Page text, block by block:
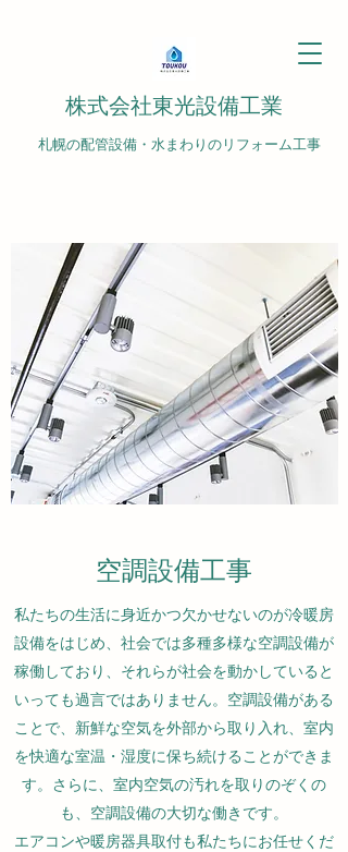
株式会社東光設備工業
札幌の配管設備・水まわりのリフォーム工事
​​空調設備工事
私たちの生活に身近かつ欠かせないのが冷暖房
設備をはじめ、社会では多種多様な空調設備が
稼働しており、それらが社会を動かしていると
いっても過言ではありません。空調設備がある
ことで、新鮮な空気を外部から取り入れ、室内
を快適な室温・湿度に保ち続けることができま
す。さらに、室内空気の汚れを取りのぞくの
も、空調設備の大切な働きです。
エアコンや暖房器具取付も私たちにお任せくだ